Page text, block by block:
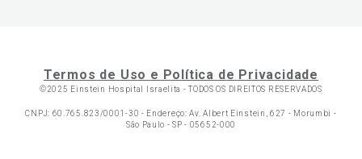
Termos de Uso e Política de Privacidade
©2025 Einstein Hospital Israelita -TODOS OS DIREITOS RESERVADOS
CNPJ: 60.765.823/0001-30 - Endereço: Av. Albert Einstein, 627 - Morumbi -
São Paulo - SP - 05652-000